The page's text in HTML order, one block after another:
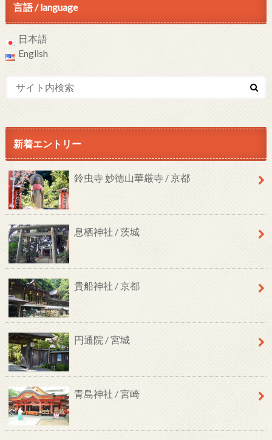
言語 / language
日本語
English
新着エントリー
鈴虫寺 妙徳山華厳寺 / 京都
息栖神社 / 茨城
貴船神社 / 京都
円通院 / 宮城
青島神社 / 宮崎